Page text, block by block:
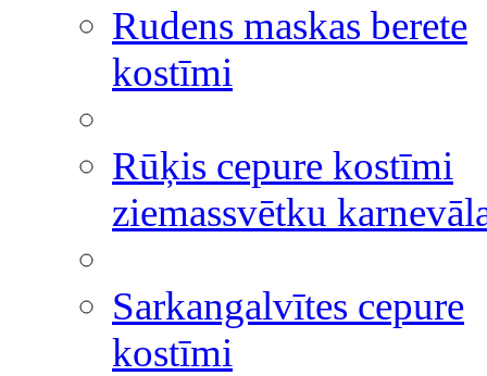
Rudens maskas berete
kostīmi
Rūķis cepure kostīmi
ziemassvētku
Sarkangalvītes cepure
kostīmi